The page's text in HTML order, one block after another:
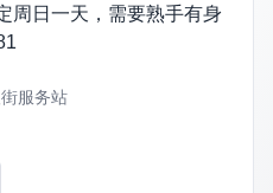
周日一天，需要熟手有身
服务站